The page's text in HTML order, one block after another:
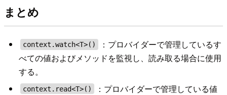
まとめ
context.watch<T>()
：プロバイダーで管理しているす
べての値およびメソッドを監視し、読み取る場合に使用
する。
context.read<T>()
：プロバイダーで管理している値